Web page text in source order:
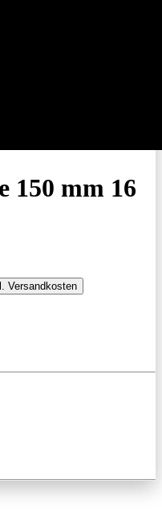
150 mm 16
Versandkosten